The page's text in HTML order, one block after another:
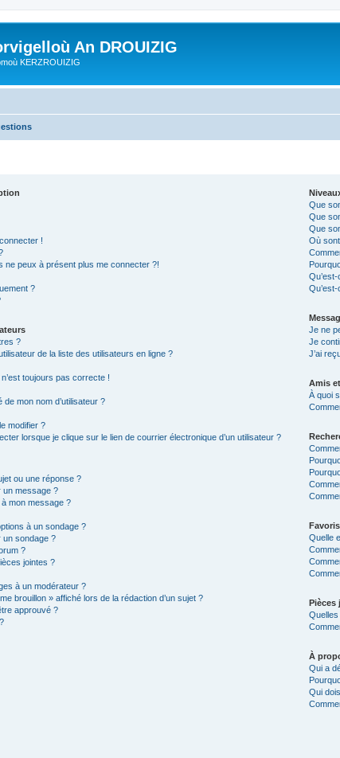
An DROUIZIG
KERZROUIZIG
!
ne peux à présent plus me connecter ?!
?
?
de la liste des utilisateurs en ligne ?
toujours pas correcte !
mon nom d’utilisateur ?
modifier ?
lorsque je clique sur le lien de courrier électronique d’un utilisateur ?
ou une réponse ?
un message ?
mon message ?
à un sondage ?
un sondage ?
?
jointes ?
à un modérateur ?
brouillon » affiché lors de la rédaction d’un sujet ?
approuvé ?
Que
Que
Que
Où
Je ne
Je
J’ai
Amis
À quoi
Quelle
Pièces
À
Qui a
Qui